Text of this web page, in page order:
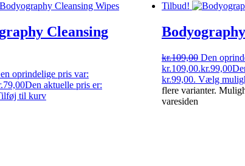
Cleansing
oprindelige pris var:
79,00Den aktuelle pris er:
til kurv
Tilbud!
kr.109,00 Den
kr.109,00.kr.99,00
kr.99,00. Vælg
flere varianter.
varesiden